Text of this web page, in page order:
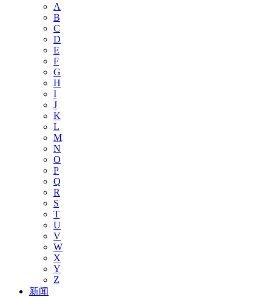
A
B
C
D
E
F
G
H
I
J
K
L
M
N
O
P
Q
R
S
T
U
V
W
X
Y
Z
新闻